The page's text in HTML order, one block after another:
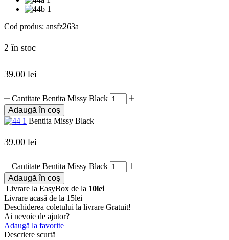
Cod produs: ansfz263a
2 în stoc
39.00 lei
Cantitate Bentita Missy Black
Adaugă în coș
Bentita Missy Black
39.00 lei
Cantitate Bentita Missy Black
Adaugă în coș
Livrare la EasyBox de la 10lei
Livrare acasă de la 15lei
Deschiderea coletului la livrare Gratuit!
Ai nevoie de ajutor?
Adaugă la favorite
Descriere scurtă